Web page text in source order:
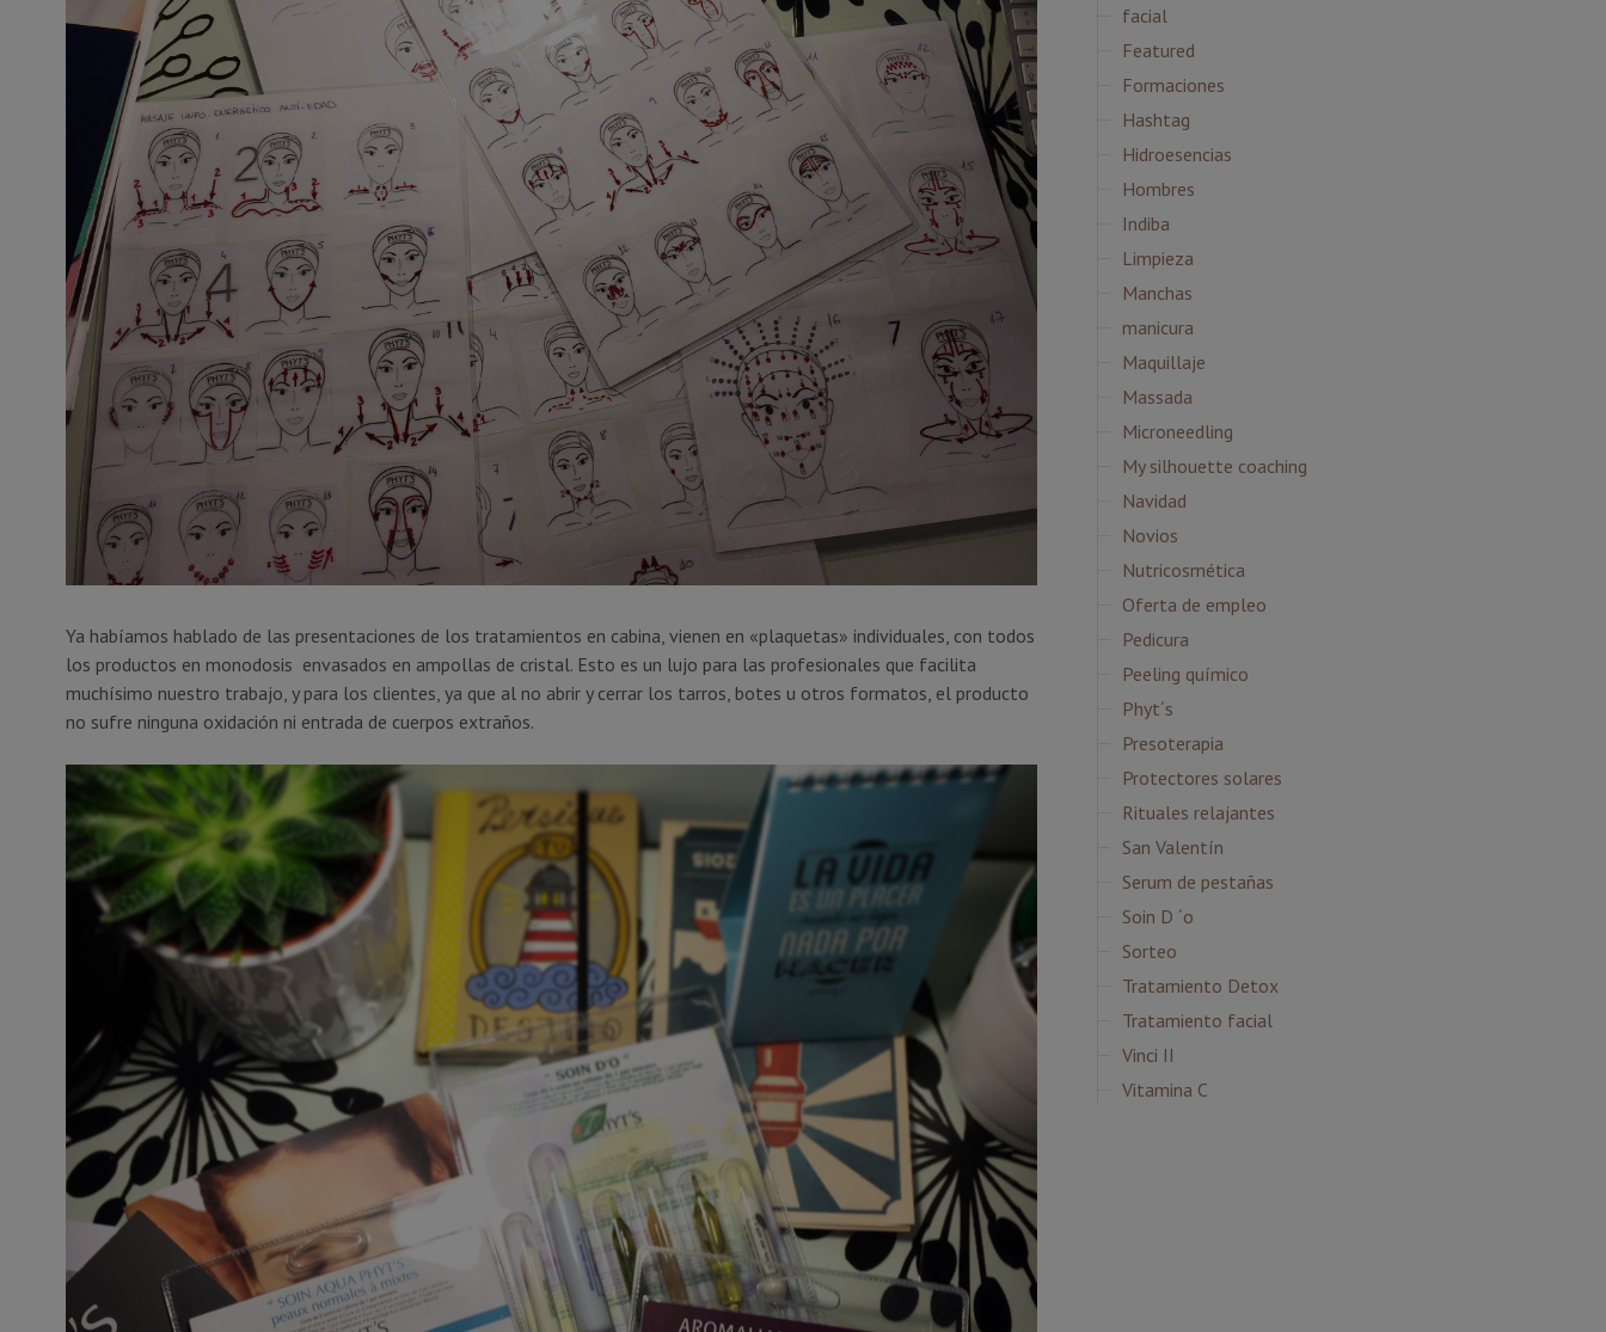
Ya habíamos hablado de las presentaciones de los tratamientos en cabina, vienen en «plaquetas» individuales, con todos
los productos en monodosis envasados en ampollas de cristal. Esto es un lujo para las profesionales que facilita
muchísimo nuestro trabajo, y para los clientes, ya que al no abrir y cerrar los tarros, botes u otros formatos, el producto
no sufre ninguna oxidación ni entrada de cuerpos extraños.
facial
Featured
Formaciones
Hashtag
Hidroesencias
Hombres
Indiba
Limpieza
Manchas
manicura
Maquillaje
Massada
Microneedling
My silhouette coaching
Navidad
Novios
Nutricosmética
Oferta de empleo
Pedicura
Peeling químico
Phyt´s
Presoterapia
Protectores solares
Rituales relajantes
San Valentín
Serum de pestañas
Soin D ´o
Sorteo
Tratamiento Detox
Tratamiento facial
Vinci II
Vitamina C